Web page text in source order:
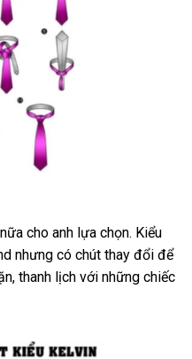
cho anh lựa chọn. Kiểu
nhưng có chút thay đổi để
thanh lịch với những chiếc